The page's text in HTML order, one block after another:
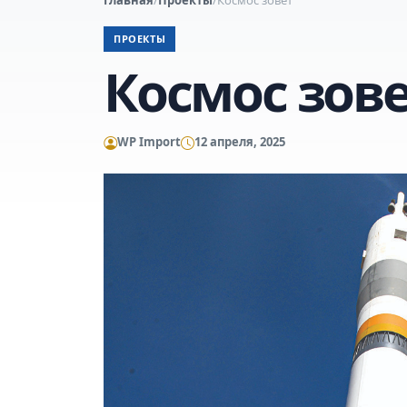
ПРОЕКТЫ
Космос
WP Import 12 апреля, 2025